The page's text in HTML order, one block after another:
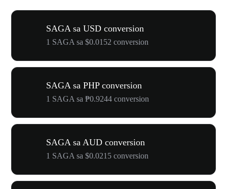
SAGA sa USD conversion
1 SAGA sa $0.0152 conversion
SAGA sa PHP conversion
1 SAGA sa ₱0.9244 conversion
SAGA sa AUD conversion
1 SAGA sa $0.0215 conversion